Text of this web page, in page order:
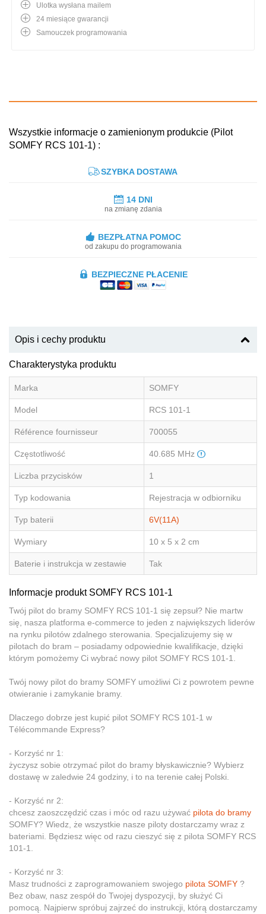
Ulotka wysłana mailem
24 miesiące gwarancji
Samouczek programowania
Wszystkie informacje o zamienionym produkcie (Pilot
SOMFY RCS 101-1) :
SZYBKA DOSTAWA
14 DNI
na zmianę zdania
BEZPŁATNA POMOC
od zakupu do programowania
BEZPIECZNE PŁACENIE
Opis i cechy produktu
Charakterystyka produktu
Marka SOMFY
Model RCS 101-1
Référence fournisseur 700055
Częstotliwość 40.685 MHz
Liczba przycisków 1
Typ kodowania Rejestracja w odbiorniku
Typ baterii 6V(11A)
Wymiary 10 x 5 x 2 cm
Baterie i instrukcja w zestawie Tak
Informacje produkt SOMFY RCS 101-1
Twój pilot do bramy SOMFY RCS 101-1 się zepsuł? Nie martw
się, nasza platforma e-commerce to jeden z największych liderów
na rynku pilotów zdalnego sterowania. Specjalizujemy się w
pilotach do bram – posiadamy odpowiednie kwalifikacje, dzięki
którym pomożemy Ci wybrać nowy pilot SOMFY RCS 101-1.
Twój nowy pilot do bramy SOMFY umożliwi Ci z powrotem pewne
otwieranie i zamykanie bramy.
Dlaczego dobrze jest kupić pilot SOMFY RCS 101-1 w
Télécommande Express?
- Korzyść nr 1:
życzysz sobie otrzymać pilot do bramy błyskawicznie? Wybierz
dostawę w zaledwie 24 godziny, i to na terenie całej Polski.
- Korzyść nr 2:
chcesz zaoszczędzić czas i móc od razu używać pilota do bramy
SOMFY? Wiedz, że wszystkie nasze piloty dostarczamy wraz z
bateriami. Będziesz więc od razu cieszyć się z pilota SOMFY RCS
101-1.
- Korzyść nr 3:
Masz trudności z zaprogramowaniem swojego pilota SOMFY ?
Bez obaw, nasz zespół do Twojej dyspozycji, by służyć Ci
pomocą. Najpierw spróbuj zajrzeć do instrukcji, którą dostarczamy